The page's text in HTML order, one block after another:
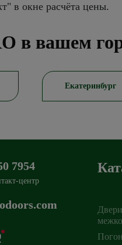
в окне расчёта цены.
в вашем
Екатеринбург
7954
центр
Двери